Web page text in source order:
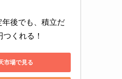
年後でも、積立だ
くれる！
市場で見る